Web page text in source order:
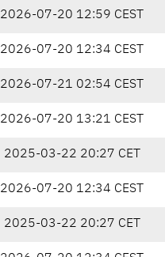
2026-07-20 12:59 CEST
2026-07-20 12:34 CEST
2026-07-21 02:54 CEST
2026-07-20 13:21 CEST
2025-03-22 20:27 CET
2026-07-20 12:34 CEST
2025-03-22 20:27 CET